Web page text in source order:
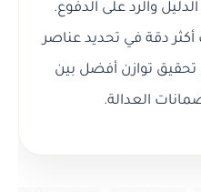
والرد على الدفوع.
أكثر دقة في تحديد عناصر
توازن أفضل بين
العدالة.